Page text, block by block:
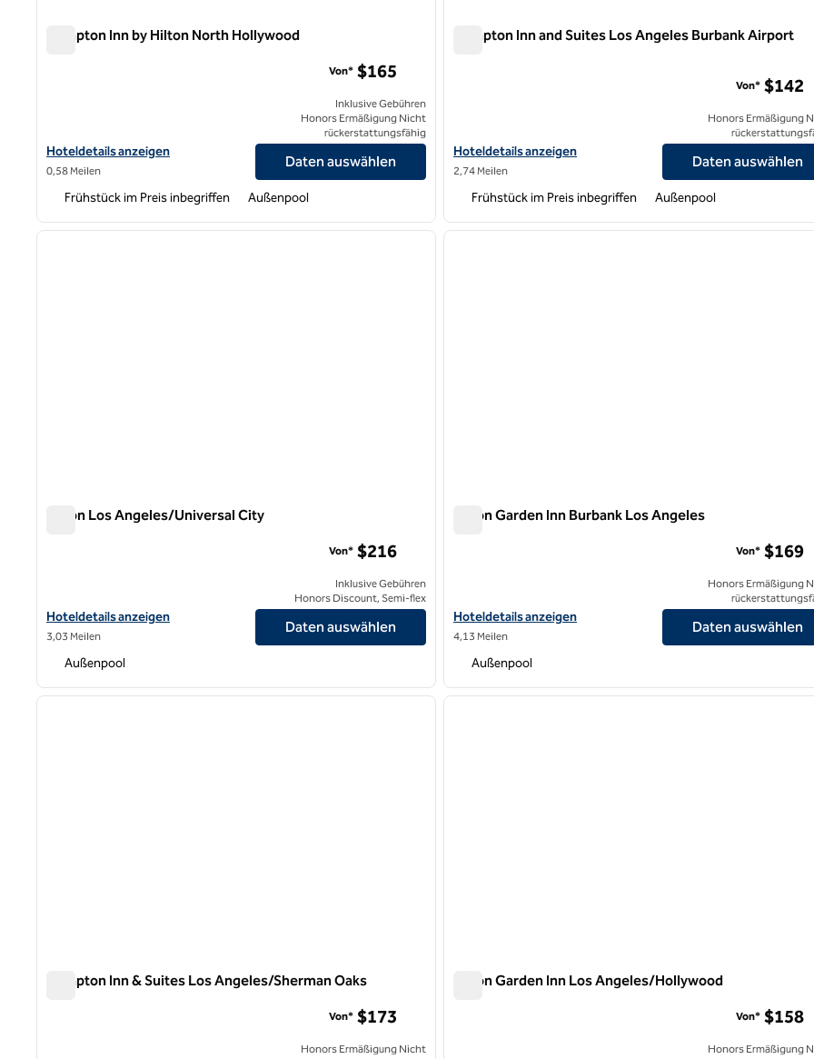
Hampton Inn by Hilton North Hollywood
Hoteldetails für Hampton Inn by Hilton North Hollywood anzeigen
Hoteldetails anzeigen
0,58 Meilen
Von* $165
Inklusive Gebühren
Honors Ermäßigung Nicht
rückerstattungsfähig
Daten auswählen
Frühstück im Preis inbegriffen Außenpool
Hampton Inn and Suites Los Angeles Burbank Airport
Hoteldetails für Hampton Inn and Suites Los Angeles Burbank
Hoteldetails anzeigen
2,74 Meilen
Von* $142
Honors Ermäßigung
Daten auswählen
Frühstück im Preis inbegriffen Außenpool
1 von 11
nächstes Bild
Hilton Los Angeles/Universal City
Hoteldetails für das Hilton Los Angeles/Universal City anzeigen
Hoteldetails anzeigen
3,03 Meilen
Von* $216
Inklusive Gebühren
Honors Discount, Semi-flex
Daten auswählen
Außenpool
1 von 12
Hilton Garden Inn Burbank Los Angeles
Hoteldetails für das Hilton Garden Inn Burbank Los Angeles
Hoteldetails anzeigen
4,13 Meilen
Von* $169
Honors Ermäßigung
Daten auswählen
Außenpool
1 von 12
nächstes Bild
Hampton Inn & Suites Los Angeles/Sherman Oaks
Von* $173
Honors Ermäßigung Nicht
1 von 11
Hilton Garden Inn Los Angeles/Hollywood
Von* $158
Honors Ermäßigung